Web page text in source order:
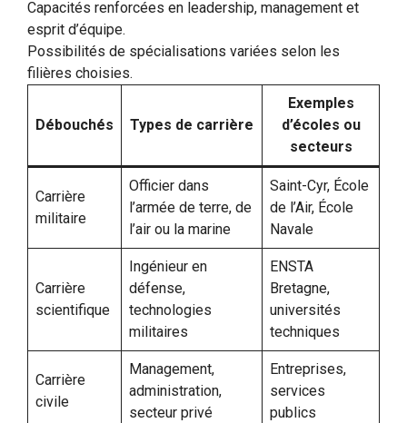
Capacités renforcées en leadership, management et
esprit d’équipe.
Possibilités de spécialisations variées selon les
filières choisies.
Débouchés Types de carrière
Exemples
d’écoles ou
secteurs
Carrière
militaire
Officier dans
l’armée de terre, de
l’air ou la marine
Saint-Cyr, École
de l’Air, École
Navale
Carrière
scientifique
Ingénieur en
défense,
technologies
militaires
ENSTA
Bretagne,
universités
techniques
Carrière
civile
Management,
administration,
secteur privé
Entreprises,
services
publics